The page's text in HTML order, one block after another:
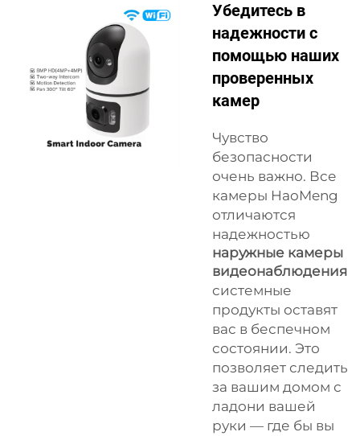
Убедитесь в
надежности с
помощью наших
проверенных
камер
Чувство
безопасности
очень важно. Все
камеры HaoMeng
отличаются
надежностью
наружные камеры
видеонаблюдения
системные
продукты оставят
вас в беспечном
состоянии. Это
позволяет следить
за вашим домом с
ладони вашей
руки — где бы вы